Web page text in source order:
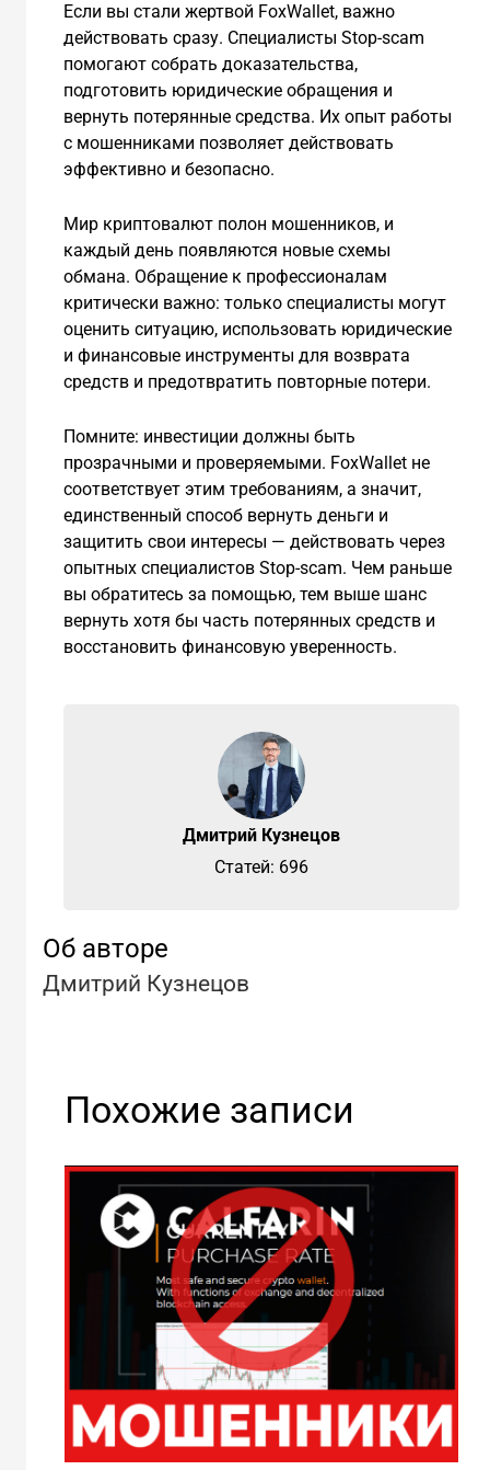
Если вы стали жертвой FoxWallet, важно
действовать сразу. Специалисты Stop-scam
помогают собрать доказательства,
подготовить юридические обращения и
вернуть потерянные средства. Их опыт работы
с мошенниками позволяет действовать
эффективно и безопасно.
Мир криптовалют полон мошенников, и
каждый день появляются новые схемы
обмана. Обращение к профессионалам
критически важно: только специалисты могут
оценить ситуацию, использовать юридические
и финансовые инструменты для возврата
средств и предотвратить повторные потери.
Помните: инвестиции должны быть
прозрачными и проверяемыми. FoxWallet не
соответствует этим требованиям, а значит,
единственный способ вернуть деньги и
защитить свои интересы — действовать через
опытных специалистов Stop-scam. Чем раньше
вы обратитесь за помощью, тем выше шанс
вернуть хотя бы часть потерянных средств и
восстановить финансовую уверенность.
Дмитрий Кузнецов
Cтатей: 696
Об авторе
Дмитрий Кузнецов
Похожие записи